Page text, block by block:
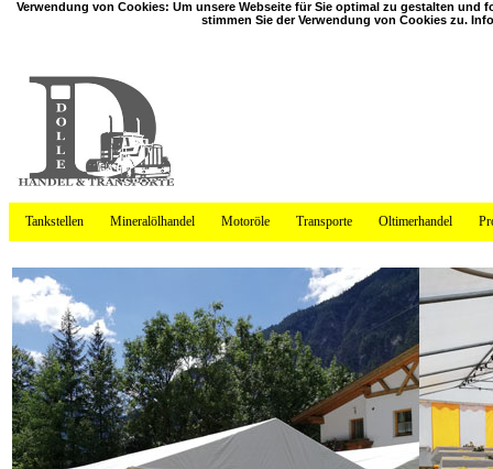
Verwendung von Cookies: Um unsere Webseite für Sie optimal zu gestalten
stimmen Sie der Verwendung von Cookies zu.
Tankstellen Mineralölhandel Motoröle Transporte Oltimerhandel